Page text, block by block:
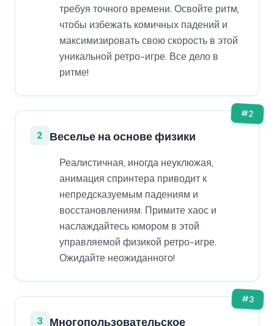
требуя точного времени. Освойте ритм,
чтобы избежать комичных падений и
максимизировать свою скорость в этой
уникальной ретро-игре. Все дело в
ритме!
#2
2 Веселье на основе физики
Реалистичная, иногда неуклюжая,
анимация спринтера приводит к
непредсказуемым падениям и
восстановлениям. Примите хаос и
наслаждайтесь юмором в этой
управляемой физикой ретро-игре.
Ожидайте неожиданного!
#3
3 Многопользовательское